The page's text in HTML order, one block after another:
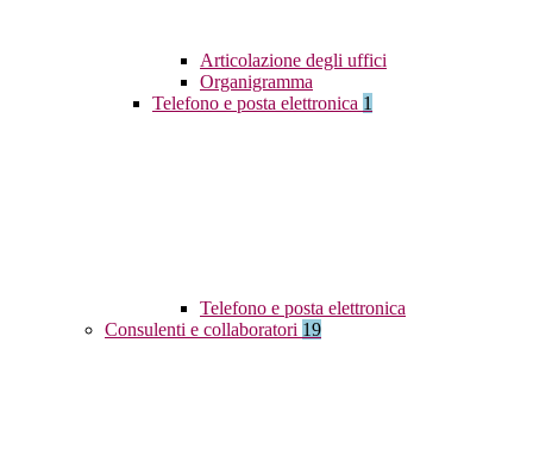
Articolazione degli uffici
Organigramma
Telefono e posta elettronica 1
Telefono e posta elettronica
Consulenti e collaboratori 19